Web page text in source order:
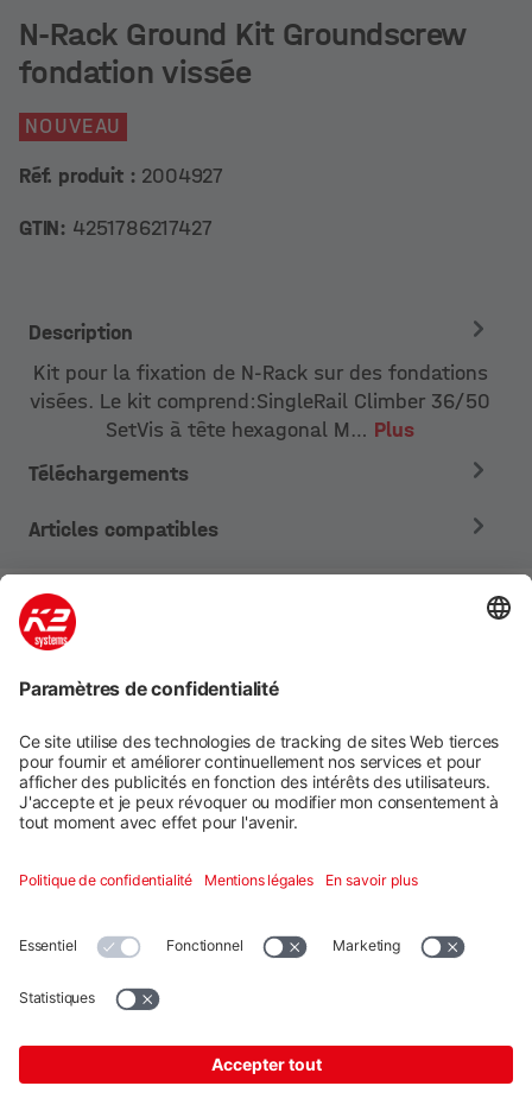
N-Rack Ground Kit Groundscrew
fondation vissée
NOUVEAU
Réf. produit : 2004927
GTIN: 4251786217427
Description
Kit pour la fixation de N-Rack sur des fondations
visées. Le kit comprend:SingleRail Climber 36/50
SetVis à tête hexagonal M… Plus
Téléchargements
Articles compatibles
Systèmes de montage
Services numériques
Contact
Additional
K2 Systems GmbH · Haldenstraße 1 · 71272 Renningen ·